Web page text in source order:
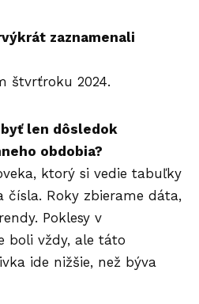
zaznamenali
štvrťroku 2024.
len dôsledok
obdobia?
ktorý si vedie tabuľky
čísla. Roky zbierame dáta,
Poklesy v
boli vždy, ale táto
ide nižšie, než býva